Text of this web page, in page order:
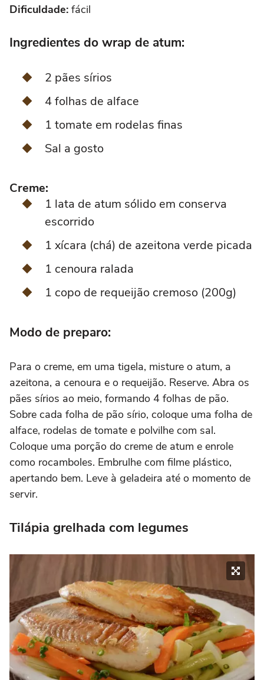
Dificuldade: fácil
Ingredientes do wrap de atum:
2 pães sírios
4 folhas de alface
1 tomate em rodelas finas
Sal a gosto
Creme:
1 lata de atum sólido em conserva
escorrido
1 xícara (chá) de azeitona verde picada
1 cenoura ralada
1 copo de requeijão cremoso (200g)
Modo de preparo:
Para o creme, em uma tigela, misture o atum, a
azeitona, a cenoura e o requeijão. Reserve. Abra os
pães sírios ao meio, formando 4 folhas de pão.
Sobre cada folha de pão sírio, coloque uma folha de
alface, rodelas de tomate e polvilhe com sal.
Coloque uma porção do creme de atum e enrole
como rocamboles. Embrulhe com filme plástico,
apertando bem. Leve à geladeira até o momento de
servir.
Tilápia grelhada com legumes